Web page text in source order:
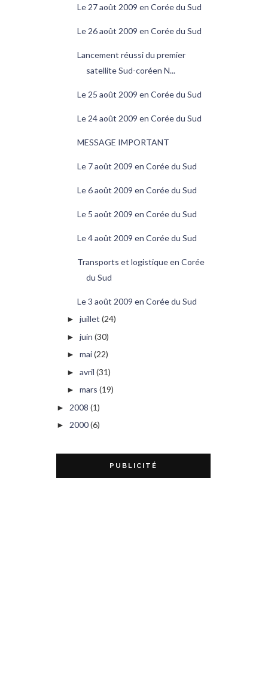
Le 27 août 2009 en Corée du Sud
Le 26 août 2009 en Corée du Sud
Lancement réussi du premier
satellite Sud-coréen N...
Le 25 août 2009 en Corée du Sud
Le 24 août 2009 en Corée du Sud
MESSAGE IMPORTANT
Le 7 août 2009 en Corée du Sud
Le 6 août 2009 en Corée du Sud
Le 5 août 2009 en Corée du Sud
Le 4 août 2009 en Corée du Sud
Transports et logistique en Corée
du Sud
Le 3 août 2009 en Corée du Sud
► juillet (24)
► juin (30)
► mai(22)
► avril (31)
► mars (19)
► 2008 (1)
► 2000(6)
PUBLICITÉ